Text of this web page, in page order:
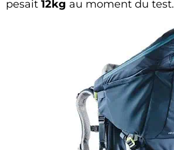
pesait 12kg au moment du test.